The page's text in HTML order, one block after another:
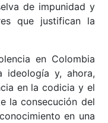
de impunidad y
que justifican la
en Colombia
ideología y, ahora,
en la codicia y el
la consecución del
en una